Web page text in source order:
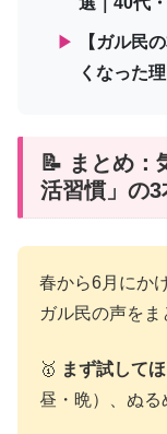
▶
【ガル民
くなった
📝 まとめ：
活習慣」の3
春から6月にか
ガル民の声をま
🥇 まず試して
昼・晩）、ぬる